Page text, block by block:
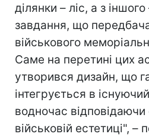
ділянки – ліс, а з іншого
завдання, що
військового
Саме на перетині цих
утворився дизайн, що
інтегрується в
водночас відповідаючи
військовій естетиці", –